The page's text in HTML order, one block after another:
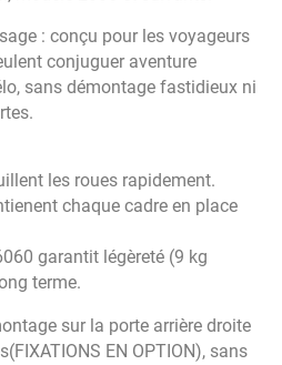
: conçu pour les voyageurs
conjuguer aventure
sans démontage fastidieux ni
les roues rapidement.
chaque cadre en place
garantit légèreté (9 kg
terme.
sur la porte arrière droite
EN OPTION), sans